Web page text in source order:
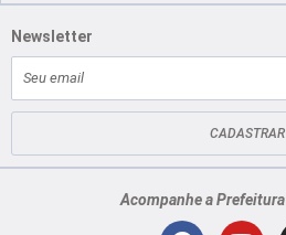
Newsletter
mail
CADASTRAR
Acompanhe a